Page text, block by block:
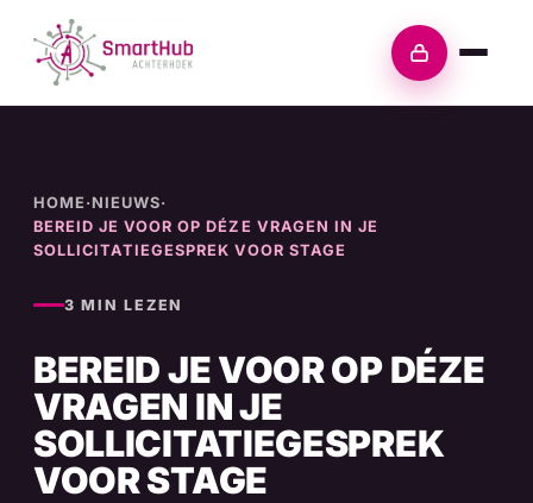
content
Inloggen
HOME · NIEUWS·
BEREID JE VOOR OP DÉZE VRAGEN IN JE
SOLLICITATIEGESPREK VOOR STAGE
3 MIN LEZEN
BEREID JE VOOR OP DÉZE
VRAGEN IN JE
SOLLICITATIEGESPREK
VOOR STAGE